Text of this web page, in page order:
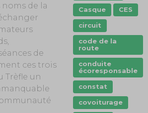
noms de la
de
ces trois
Trèfle un
Casque
CES
circuit
code de la
route
conduite
écoresponsable
constat
covoiturage